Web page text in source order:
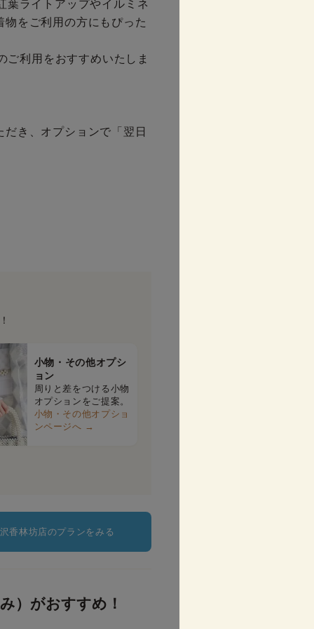
葉ライトアップやイルミネ
をご利用の方にもぴった
利用をおすすめいたしま
き、オプションで「翌日
小物・その他オプシ
ョン
周りと差をつける小物
オプションをご提案。
小物・その他オプショ
ンページへ →
香林坊店のプランをみる
）がおすすめ！